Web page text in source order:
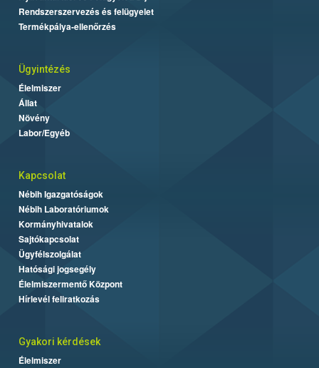
Rendszerszervezés és felügyelet
Termékpálya-ellenőrzés
Ügyintézés
Élelmiszer
Állat
Növény
Labor/Egyéb
Kapcsolat
Nébih Igazgatóságok
Nébih Laboratóriumok
Kormányhivatalok
Sajtókapcsolat
Ügyfélszolgálat
Hatósági jogsegély
Élelmiszermentő Központ
Hírlevél feliratkozás
Gyakori kérdések
Élelmiszer